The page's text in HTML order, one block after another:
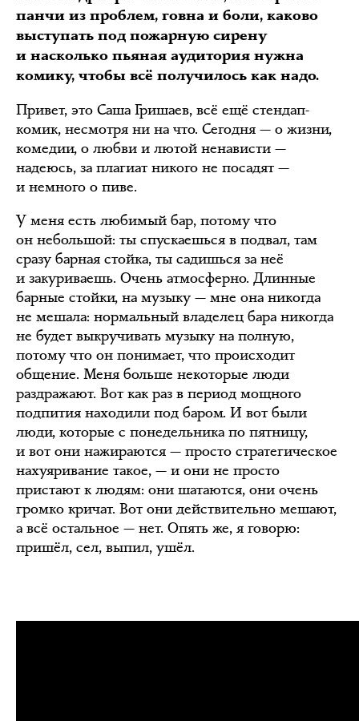
панчи из проблем, говна и боли, каково
выступать под пожарную сирену
и насколько пьяная аудитория нужна
комику, чтобы всё получилось как надо.
Привет, это Саша Гришаев, всё ещё стендап-
комик, несмотря ни на что. Сегодня — о жизни,
комедии, о любви и лютой ненависти —
надеюсь, за плагиат никого не посадят —
и немного о пиве.
У меня есть любимый бар, потому что
он небольшой: ты спускаешься в подвал, там
сразу барная стойка, ты садишься за неё
и закуриваешь. Очень атмосферно. Длинные
барные стойки, на музыку — мне она никогда
не мешала: нормальный владелец бара никогда
не будет выкручивать музыку на полную,
потому что он понимает, что происходит
общение. Меня больше некоторые люди
раздражают. Вот как раз в период мощного
подпития находили под баром. И вот были
люди, которые с понедельника по пятницу,
и вот они нажираются — просто стратегическое
нахуяривание такое, — и они не просто
пристают к людям: они шатаются, они очень
громко кричат. Вот они действительно мешают,
а всё остальное — нет. Опять же, я говорю:
пришёл, сел, выпил, ушёл.